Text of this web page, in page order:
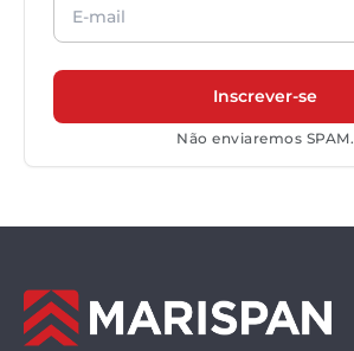
Não enviaremos SPAM.